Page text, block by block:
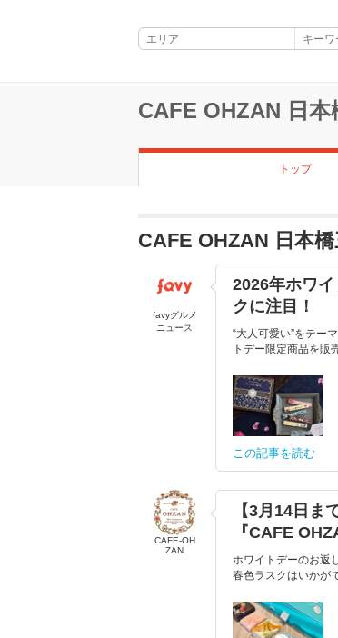
CAFE OHZAN 日本
トップ
CAFE OHZAN 日本
favyグルメ
ニュース
2026年ホワ
クに注目！
“大人可愛い”をテー
トデー限定商品を販
この記事を読む
CAFE-OH
ZAN
【3月14日ま
『CAFE
ホワイトデーのお返
春色ラスクはいかが